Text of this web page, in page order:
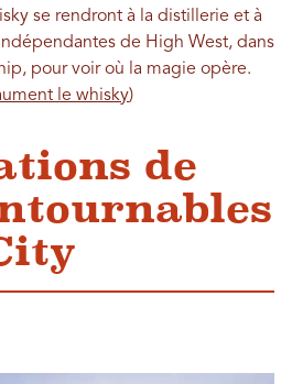
se rendront à la distillerie et à
de High West, dans
pour voir où la magie opère.
le whisky)
de